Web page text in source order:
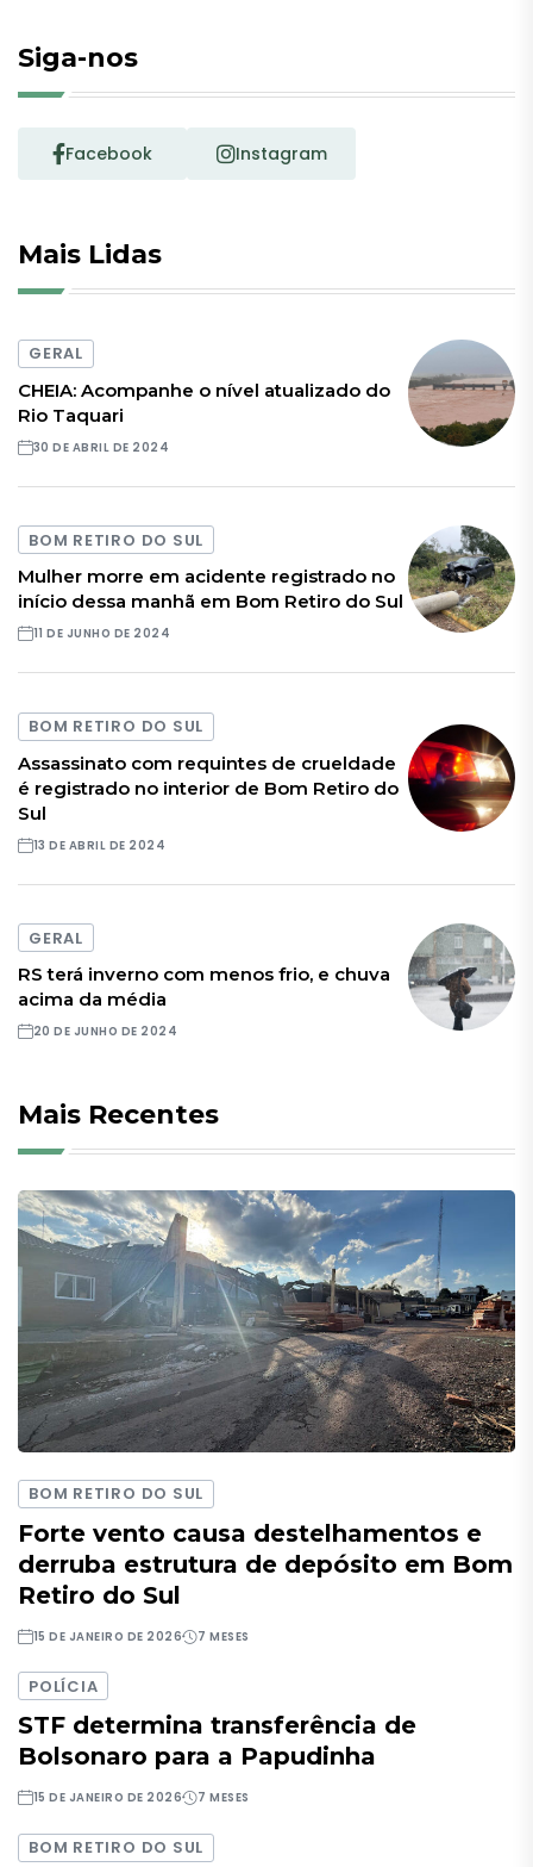
Siga-nos
Facebook Instagram
Mais Lidas
GERAL
CHEIA: Acompanhe o nível atualizado do
Rio Taquari
30 DE ABRIL DE 2024
BOM RETIRO DO SUL
Mulher morre em acidente registrado no
início dessa manhã em Bom Retiro do Sul
11 DE JUNHO DE 2024
BOM RETIRO DO SUL
Assassinato com requintes de crueldade
é registrado no interior de Bom Retiro do
Sul
13 DE ABRIL DE 2024
GERAL
RS terá inverno com menos frio, e chuva
acima da média
20 DE JUNHO DE 2024
Mais Recentes
BOM RETIRO DO SUL
Forte vento causa destelhamentos e
derruba estrutura de depósito em Bom
Retiro do Sul
15 DE JANEIRO DE 2026 7 MESES
POLÍCIA
STF determina transferência de
Bolsonaro para a Papudinha
15 DE JANEIRO DE 2026 7 MESES
BOM RETIRO DO SUL